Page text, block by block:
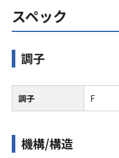
スペック
調子
調子 F
機構/構造